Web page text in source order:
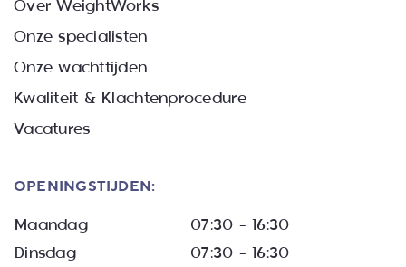
Over WeightWorks
Onze specialisten
Onze wachttijden
Kwaliteit & Klachtenprocedure
Vacatures
OPENINGSTIJDEN:
Maandag
07:30 – 16:30
Dinsdag
07:30 – 16:30